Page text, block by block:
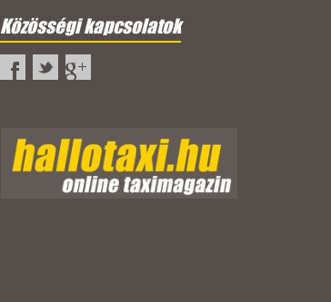
Közösségi kapcsolatok